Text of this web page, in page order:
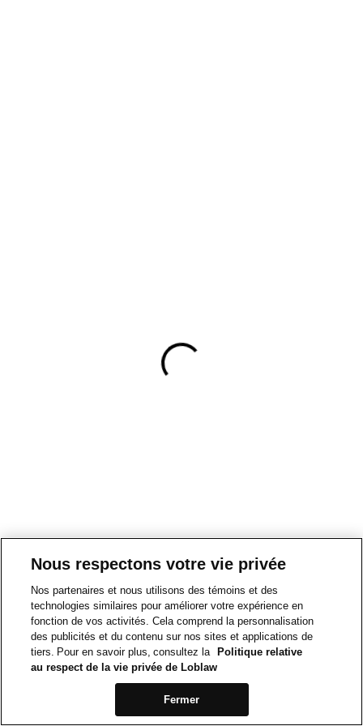
Nous respectons votre vie privée
Nos partenaires et nous utilisons des témoins et des
technologies similaires pour améliorer votre expérience en
fonction de vos activités. Cela comprend la personnalisation
des publicités et du contenu sur nos sites et applications de
tiers. Pour en savoir plus, consultez la
Politique relative
au respect de la vie privée de Loblaw
Fermer